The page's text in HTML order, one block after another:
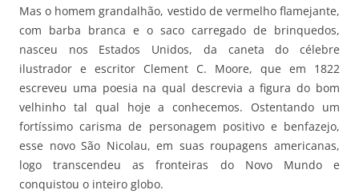
Mas o homem grandalhão, vestido de vermelho flamejante,
com barba branca e o saco carregado de brinquedos,
nasceu nos Estados Unidos, da caneta do célebre
ilustrador e escritor Clement C. Moore, que em 1822
escreveu uma poesia na qual descrevia a figura do bom
velhinho tal qual hoje a conhecemos. Ostentando um
fortíssimo carisma de personagem positivo e benfazejo,
esse novo São Nicolau, em suas roupagens americanas,
logo transcendeu as fronteiras do Novo Mundo e
conquistou o inteiro globo.